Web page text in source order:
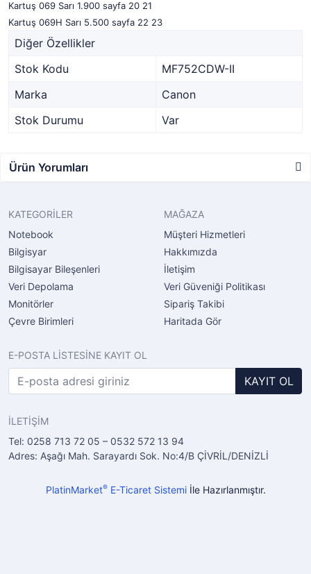
Kartuş 069 Sarı 1.900 sayfa 20 21
Kartuş 069H Sarı 5.500 sayfa 22 23
Diğer Özellikler
Stok Kodu
MF752CDW-II
Marka
Canon
Stok Durumu
Var
Ürün Yorumları
KATEGORİLER
Notebook
Bilgisyar
Bilgisayar Bileşenleri
Veri Depolama
Monitörler
Çevre Birimleri
MAĞAZA
Müşteri Hizmetleri
Hakkımızda
İletişim
Veri Güveniği Politikası
Sipariş Takibi
Haritada Gör
E-POSTA LİSTESİNE KAYIT OL
KAYIT OL
İLETİŞİM
Tel: 0258 713 72 05 – 0532 572 13 94
Adres: Aşağı Mah. Sarayardı Sok. No:4/B ÇİVRİL/DENİZLİ
PlatinMarket®E-Ticaret Sistemiİle Hazırlanmıştır.